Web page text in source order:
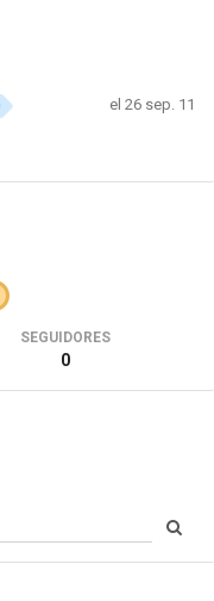
el 26 sep. 11
SEGUIDORES
0